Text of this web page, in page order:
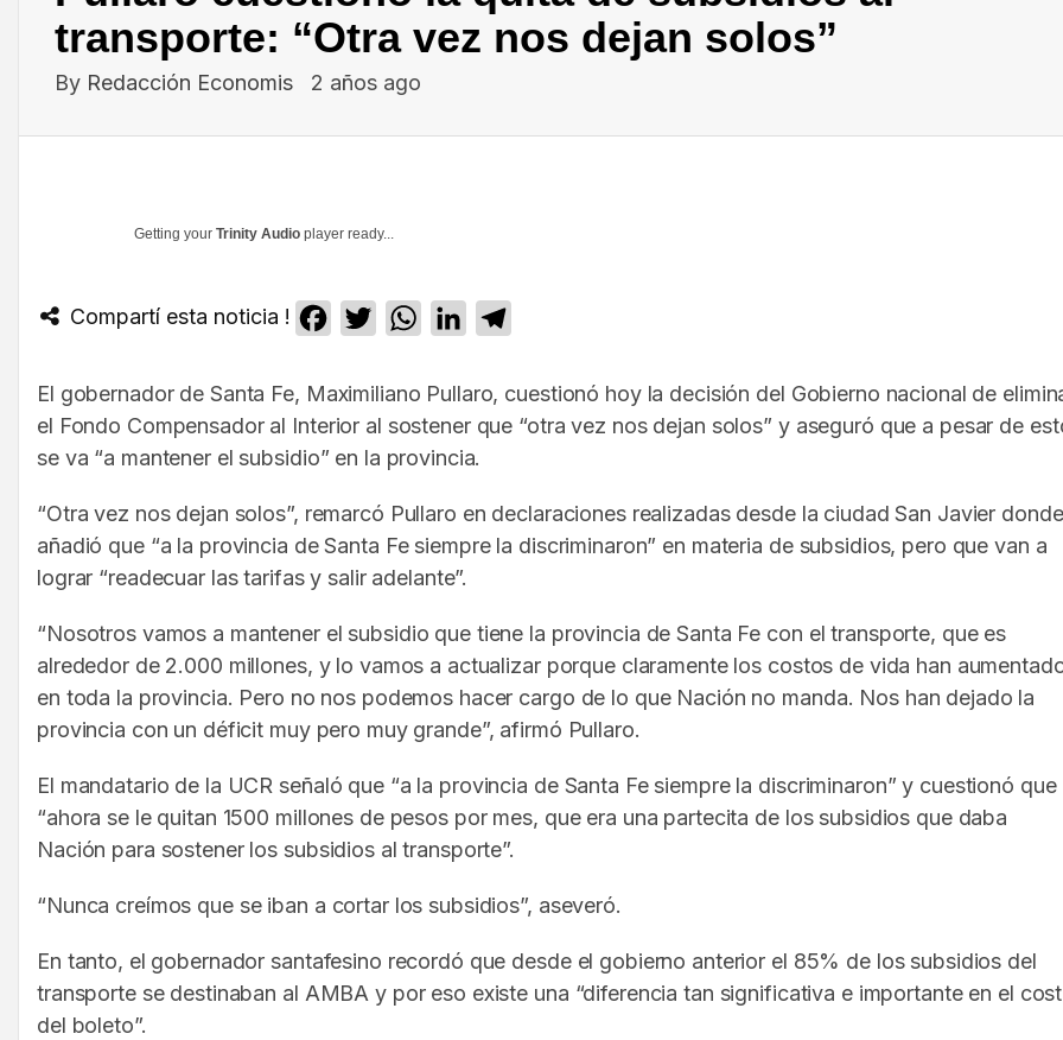
transporte: “Otra vez nos dejan solos”
By Redacción Economis 2 años ago
Getting your Trinity Audio player ready...
Compartí esta noticia ! Facebook
TwitterWhatsApp
LinkedIn
El gobernador de Santa Fe, Maximiliano Pullaro, cuestionó hoy la decisión del Gobierno nacional de
el Fondo Compensador al Interior al sostener que “otra vez nos dejan solos” y aseguró que a pesar de
se va “a mantener el subsidio” en la provincia.
“Otra vez nos dejan solos”, remarcó Pullaro en declaraciones realizadas desde la ciudad San Javier donde
añadió que “a la provincia de Santa Fe siempre la discriminaron” en materia de subsidios, pero que van a
lograr “readecuar las tarifas y salir adelante”.
“Nosotros vamos a mantener el subsidio que tiene la provincia de Santa Fe con el transporte, que es
alrededor de 2.000 millones, y lo vamos a actualizar porque claramente los costos de vida han
en toda la provincia. Pero no nos podemos hacer cargo de lo que Nación no manda. Nos han dejado la
provincia con un déficit muy pero muy grande”, afirmó Pullaro.
El mandatario de la UCR señaló que “a la provincia de Santa Fe siempre la discriminaron” y cuestionó que
“ahora se le quitan 1500 millones de pesos por mes, que era una partecita de los subsidios que daba
Nación para sostener los subsidios al transporte”.
“Nunca creímos que se iban a cortar los subsidios”, aseveró.
En tanto, el gobernador santafesino recordó que desde el gobierno anterior el 85% de los subsidios del
transporte se destinaban al AMBA y por eso existe una “diferencia tan significativa e importante en el
del boleto”.